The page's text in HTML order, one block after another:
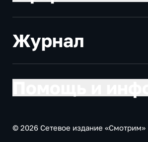
Журнал
© 2026 Сетевое издание «Смотрим»